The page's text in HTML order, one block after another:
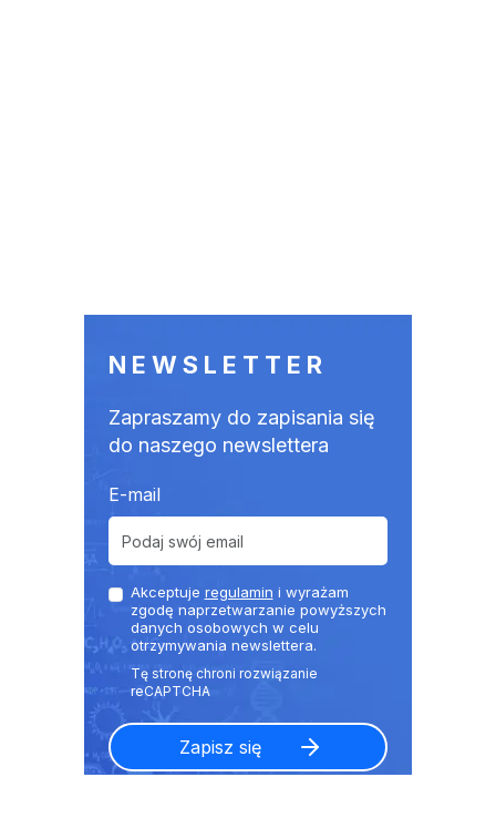
NEWSLETTER
Zapraszamy do zapisania się
do naszego newslettera
E-mail
Akceptuje regulamin i wyrażam
zgodę naprzetwarzanie powyższych
danych osobowych w celu
otrzymywania newslettera.